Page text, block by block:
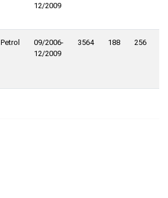
12/2009
Petrol
09/2006-
12/2009
3564 188 256